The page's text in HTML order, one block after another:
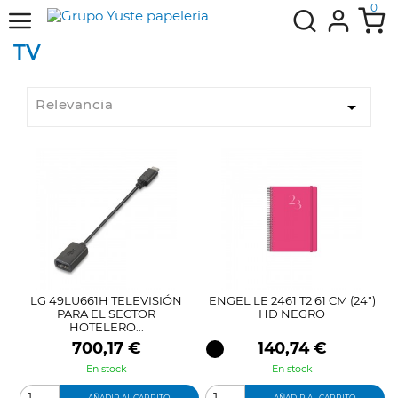
0
TV
Relevancia 
LG 49LU661H TELEVISIÓN
PARA EL SECTOR
HOTELERO...
Precio
700,17 €
En stock
ENGEL LE 2461 T2 61 CM (24")
HD NEGRO
Precio
140,74 €
En stock